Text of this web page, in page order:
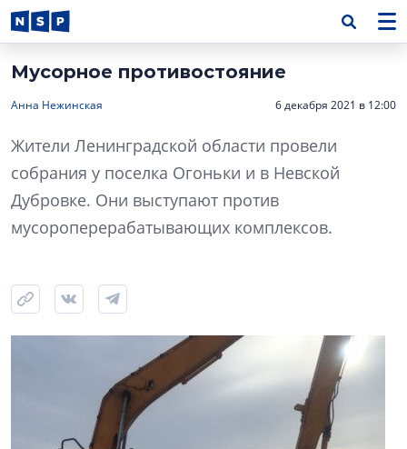
Мусорное противостояние
Анна Нежинская 6 декабря 2021 в 12:00
Жители Ленинградской области провели
собрания у поселка Огоньки и в Невской
Дубровке. Они выступают против
мусороперерабатывающих комплексов.